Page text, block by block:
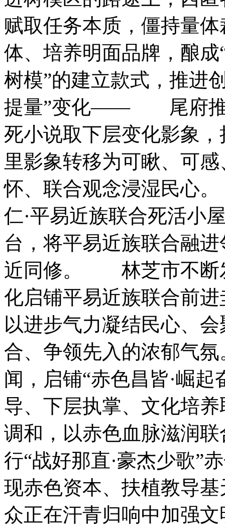
赋取任务本质，僵持量
体、培养明面品牌，酿
树模”的建立款式，推进
提量”变化—— 尾府推
死小说取下层变化影象
里影象转移为可瞅、可
怀、联合观念浸湿民心
仁·平易近族联合死活小
台，将平易近族联合融
近同修。 林芝市不断
化启铺平易近族联合前
以进步气力凝结民心、
合、争领先入的浓郁气
闻，启铺“赤色昌皆·崛
导、下层执掌、文化培
调和，以赤色血脉滋润
行“战好那直·豪杰少歌”
现赤色资本、扶植教导
众正在汗青归响中加强